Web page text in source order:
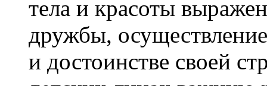
тела и красоты
дружбы,
и достоинстве своей